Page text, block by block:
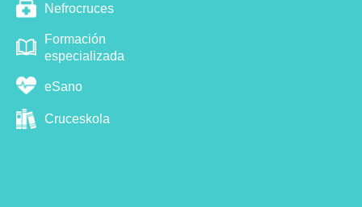
Nefrocruces
Formación
especializada
eSano
Cruceskola